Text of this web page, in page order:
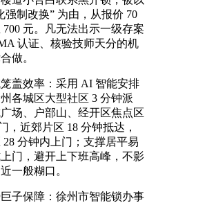
强制改换” 为由，从报价 70
700 元。凡无法出示一级存案
认证、核验技师天分的机
做。
效率：采用 AI 智能安排
各城区大型社区 3 分钟派
场、户部山、经开区焦点区
，近郊片区 18 分钟抵达，
28 分钟内上门；支撑居平易
门，避开上下班高峰，不影
一般糊口。
保障：徐州市智能锁办事